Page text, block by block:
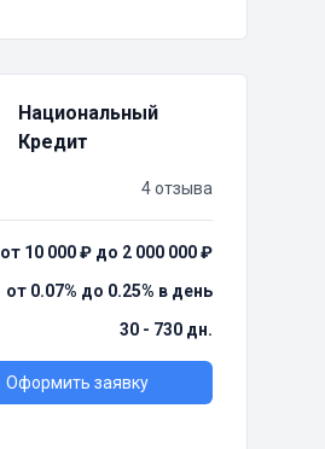
Национальный
Кредит
4 отзыва
от 10 000 ₽ до 2 000 000 ₽
от 0.07% до 0.25% в день
30 - 730 дн.
Оформить заявку